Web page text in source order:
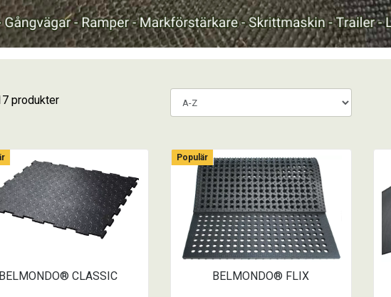
produkter
BELMONDO® CLASSIC
Populär
BELMONDO® FLIX